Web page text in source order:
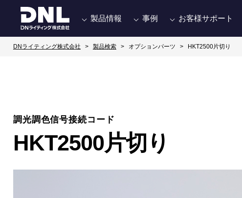
製品情報 事例 お客様サポート
DNライティング株式会社 製品検索 オプションパーツ HKT2500片切り
調光調色信号接続コード
HKT2500片切り